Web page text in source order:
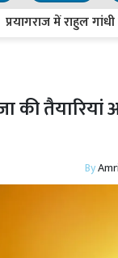
में राहुल गांधी
तैयारियां
By